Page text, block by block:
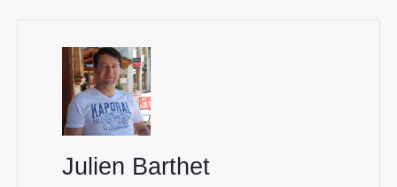
Julien Barthet